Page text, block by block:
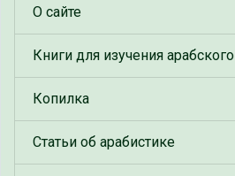
О сайте
Книги для изучения арабского
Копилка
Статьи об арабистике